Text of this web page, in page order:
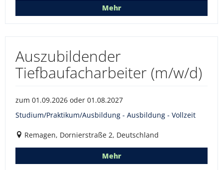
Mehr
Auszubildender
Tiefbaufacharbeiter (m/w/d)
zum 01.09.2026 oder 01.08.2027
Studium/Praktikum/Ausbildung - Ausbildung - Vollzeit
Remagen, Dornierstraße 2, Deutschland
Mehr